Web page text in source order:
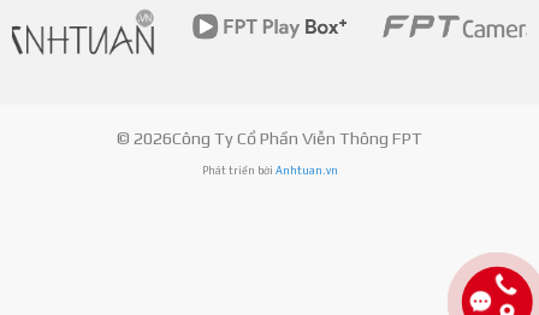
© 2026Công Ty Cổ Phần Viễn Thông FPT
Phát triển bởi Anhtuan.vn